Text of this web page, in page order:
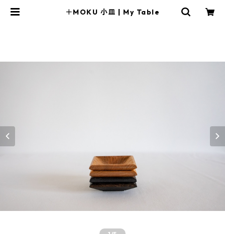
＋MOKU 小皿 | My Table